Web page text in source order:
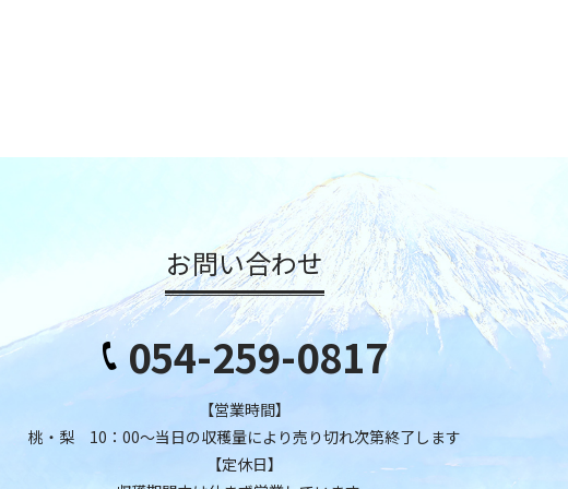
お問い合わせ
054-259-0817
【営業時間】
桃・梨 10：00～当日の収穫量により売り切れ次第終了します
【定休日】